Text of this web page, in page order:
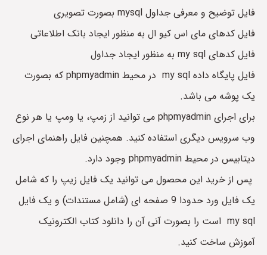
فایل توضیح و معرفی جداول mysql بصورت تصویری
فایل کدهای مای اس کیو ال به منظور ایجاد بانک اطلاعاتی
فایل کدهای my sql به منظور ایجاد جداول
فایل پایگاه داده my sql در محیط phpmyadmin که بصورت
یک پوشه می باشد.
برای اجرای phpmyadmin می توانید از زمپ، یا ومپ یا هر نوع
وب سرویس دیگری استفاده کنید. همچنین فایل راهنمای اجرای
دیتابیس در محیط phpmyadmin وجود دارد.
پس از خرید این محصول می توانید یک فایل زیپ را که شامل
یک فایل ورد حدودا 9 صفحه ای (شامل مستندات) و یک فایل
my sql است را بصورت آنی آن را دانلود کتاب الکترونیک
آموزش ساخت کنید.